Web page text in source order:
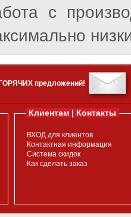
с
предложений!
Клиентам | Контакты
ВХОД для клиентов
Контактная информация
Система скидок
Как сделать заказ